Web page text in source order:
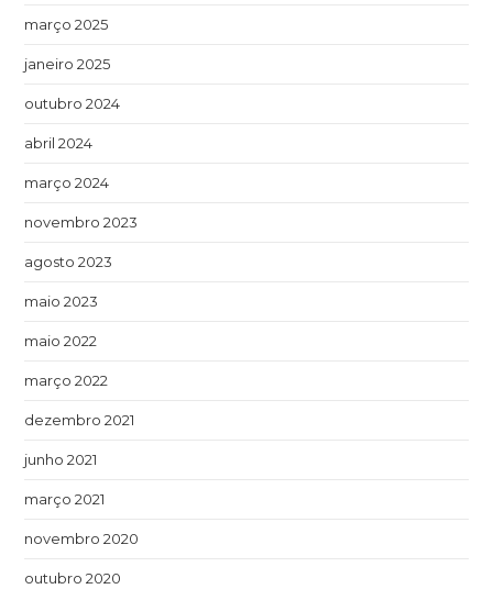
março 2025
janeiro 2025
outubro 2024
abril 2024
março 2024
novembro 2023
agosto 2023
maio 2023
maio 2022
março 2022
dezembro 2021
junho 2021
março 2021
novembro 2020
outubro 2020